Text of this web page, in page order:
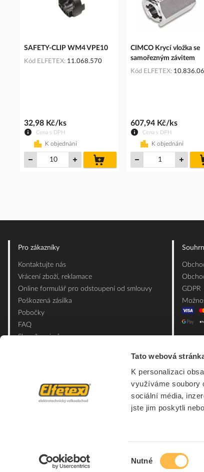
Tato webová
K personalizaci
využíváme soubory
sociální média,
jste jim poskytli
Nutné
SAFETY-CLIP WM4 VPE10
Kód ELFETEX 11.068.570
Cena s DPH
32,98 Kč/ks
K objednání
košíku
CIMCO Krycí vložka se
samořezným závitem
Kód ELFETEX
Cena s DPH
607,94 Kč/ks
K objednání
Pro zákazníky
Kontaktujte nás
Vrácení zboží, reklamace
Online formulář pro odstoupení od smlouvy
Poškozená zásilka
Pobočky
FAQ
Slovník pojmů
GDPR